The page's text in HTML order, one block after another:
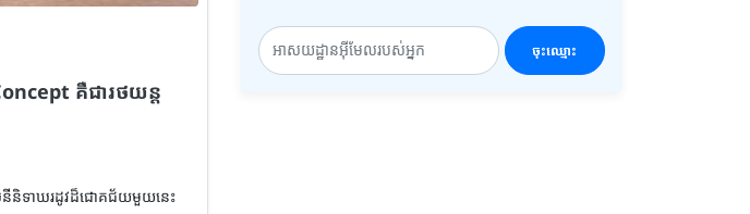
គឺជារថយន្ត
នីនិទាឃរដូវដ៏ជោគជ័យមួយនេះ
ចុះឈ្មោះ